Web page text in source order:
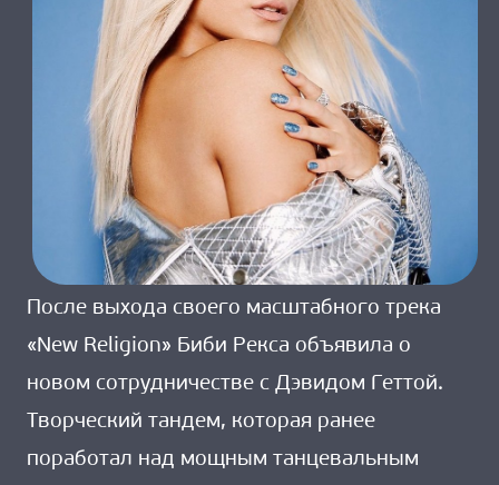
После выхода своего масштабного трека
«New Religion» Биби Рекса объявила о
новом сотрудничестве с Дэвидом Геттой.
Творческий тандем, которая ранее
поработал над мощным танцевальным